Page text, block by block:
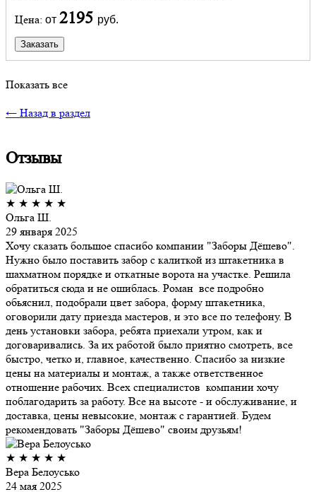
Цена: от 2195 руб.
Заказать
Показать все
← Назад в раздел
Отзывы
★ ★ ★ ★ ★
Ольга Ш.
29 января 2025
Хочу сказать большое спасибо компании "Заборы Дёшево".
Нужно было поставить забор с калиткой из штакетника в
шахматном порядке и откатные ворота на участке. Решила
обратиться сюда и не ошиблась. Роман все подробно
обьяснил, подобрали цвет забора, форму штакетника,
оговорили дату приезда мастеров, и это все по телефону. В
день установки забора, ребята приехали утром, как и
договаривались. За их работой было приятно смотреть, все
быстро, четко и, главное, качественно. Спасибо за низкие
цены на материалы и монтаж, а также ответственное
отношение рабочих. Всех специалистов компании хочу
поблагодарить за работу. Все на высоте - и обслуживание, и
доставка, цены невысокие, монтаж с гарантией. Будем
рекомендовать "Заборы Дёшево" своим друзьям!
★ ★ ★ ★ ★
Вера Белоусько
24 мая 2025